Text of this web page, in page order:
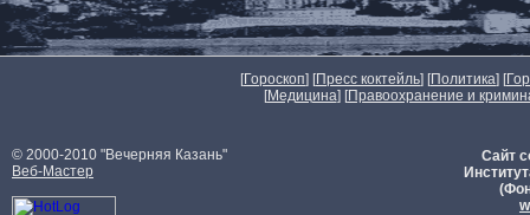
[Гороскоп] [Пресс коктейль] [Политика] [
[Медицина] [Правоохранение и
© 2000-2010 "Вечерняя Казань"
Веб-Мастер
Сайт